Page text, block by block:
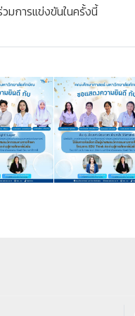
วมการแข่งขันในครั้งนี้